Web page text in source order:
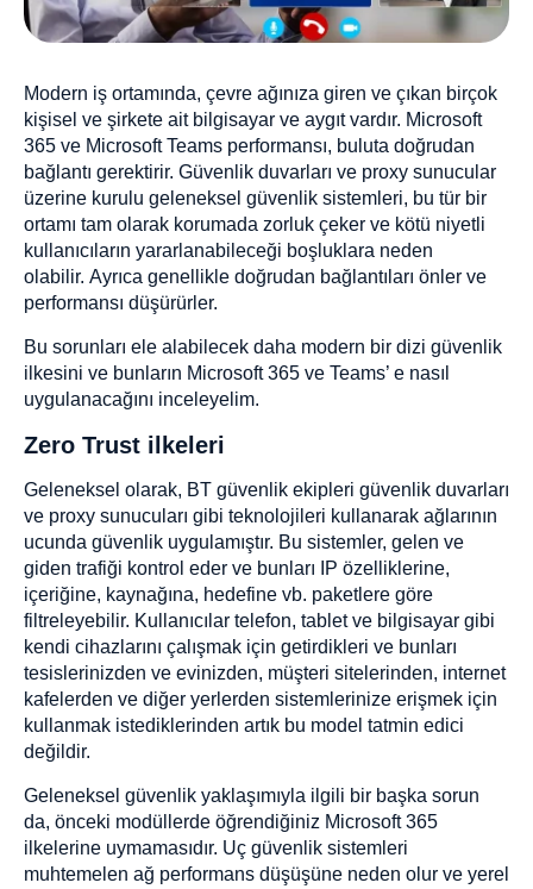
Modern iş ortamında, çevre ağınıza giren ve çıkan birçok
kişisel ve şirkete ait bilgisayar ve aygıt vardır. Microsoft
365 ve Microsoft Teams performansı, buluta doğrudan
bağlantı gerektirir. Güvenlik duvarları ve proxy sunucular
üzerine kurulu geleneksel güvenlik sistemleri, bu tür bir
ortamı tam olarak korumada zorluk çeker ve kötü niyetli
kullanıcıların yararlanabileceği boşluklara neden
olabilir. Ayrıca genellikle doğrudan bağlantıları önler ve
performansı düşürürler.
Bu sorunları ele alabilecek daha modern bir dizi güvenlik
ilkesini ve bunların Microsoft 365 ve Teams’ e nasıl
uygulanacağını inceleyelim.
Zero Trust ilkeleri
Geleneksel olarak, BT güvenlik ekipleri güvenlik duvarları
ve proxy sunucuları gibi teknolojileri kullanarak ağlarının
ucunda güvenlik uygulamıştır. Bu sistemler, gelen ve
giden trafiği kontrol eder ve bunları IP özelliklerine,
içeriğine, kaynağına, hedefine vb. paketlere göre
filtreleyebilir. Kullanıcılar telefon, tablet ve bilgisayar gibi
kendi cihazlarını çalışmak için getirdikleri ve bunları
tesislerinizden ve evinizden, müşteri sitelerinden, internet
kafelerden ve diğer yerlerden sistemlerinize erişmek için
kullanmak istediklerinden artık bu model tatmin edici
değildir.
Geleneksel güvenlik yaklaşımıyla ilgili bir başka sorun
da, önceki modüllerde öğrendiğiniz Microsoft 365
ilkelerine uymamasıdır. Uç güvenlik sistemleri
muhtemelen ağ performans düşüşüne neden olur ve yerel